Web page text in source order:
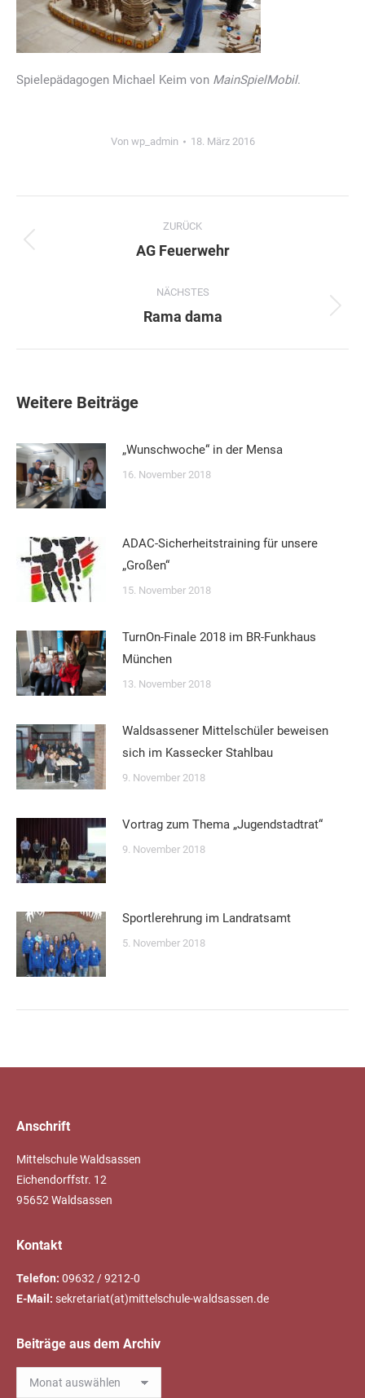
Spielepädagogen Michael Keim von MainSpielMobil.
Von wp_admin 18. März 2016
ZURÜCK
Vorheriger
AG Feuerwehr
NÄCHSTES
Nächster
Rama dama
Weitere Beiträge
„Wunschwoche“ in der Mensa
16. November 2018
ADAC-Sicherheitstraining für unsere
„Großen“
15. November 2018
TurnOn-Finale 2018 im BR-Funkhaus
München
13. November 2018
Waldsassener Mittelschüler beweisen
sich im Kassecker Stahlbau
9. November 2018
Vortrag zum Thema „Jugendstadtrat“
9. November 2018
Sportlerehrung im Landratsamt
5. November 2018
Anschrift
Mittelschule Waldsassen
Eichendorffstr. 12
95652 Waldsassen
Kontakt
Telefon: 09632 / 9212-0
E-Mail: sekretariat(at)mittelschule-waldsassen.de
Beiträge aus dem Archiv
Beiträge